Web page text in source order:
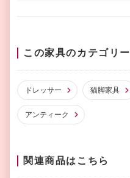
この家具のカテゴリー
ドレッサー 猫脚家具
アンティーク
関連商品はこちら